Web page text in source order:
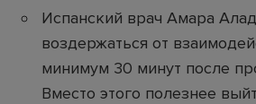
Испанский врач Амара
воздержаться от
минимум 30 минут после
Вместо этого полезнее